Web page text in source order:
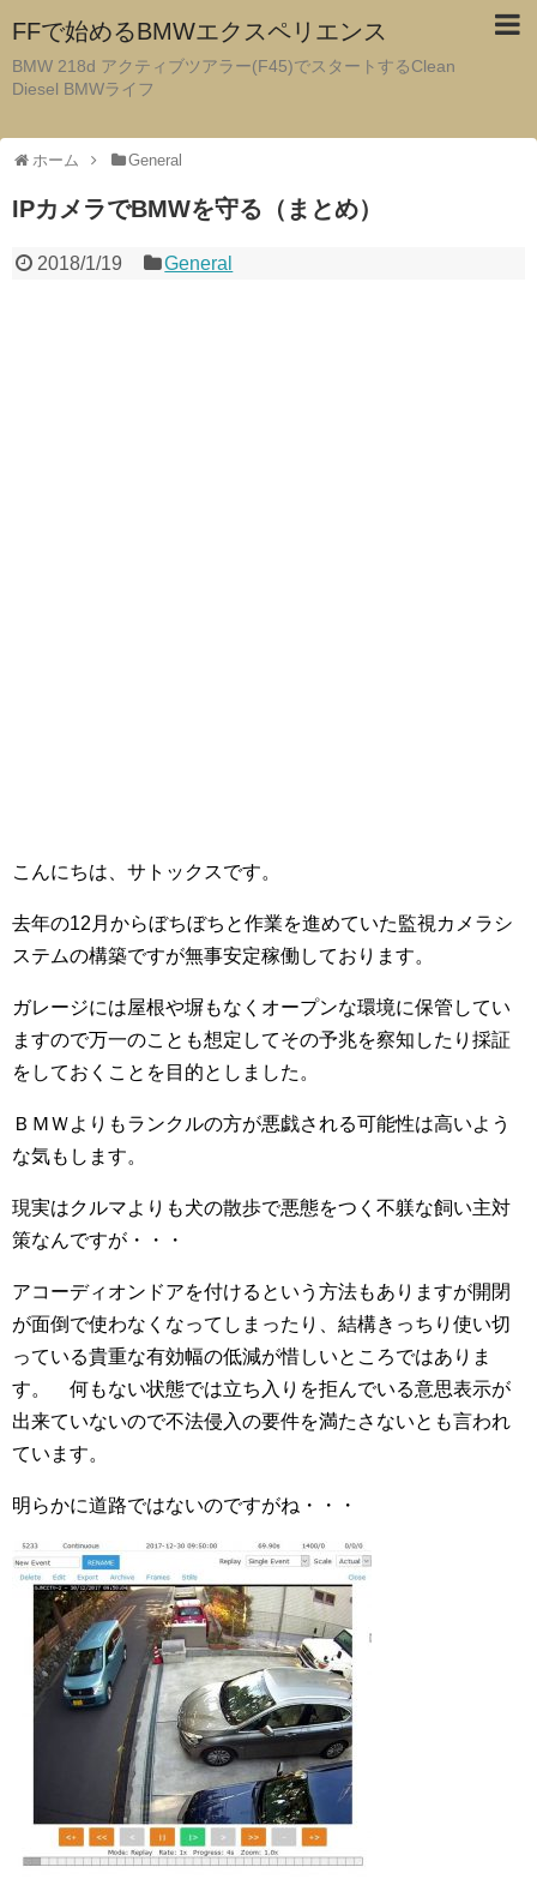
FFで始めるBMWエクスペリエンス
BMW 218d アクティブツアラー(F45)でスタートするClean
Diesel BMWライフ
ホーム General
IPカメラでBMWを守る（まとめ）
2018/1/19 General
こんにちは、サトックスです。
去年の12月からぼちぼちと作業を進めていた監視カメラシ
ステムの構築ですが無事安定稼働しております。
ガレージには屋根や塀もなくオープンな環境に保管してい
ますので万一のことも想定してその予兆を察知したり採証
をしておくことを目的としました。
ＢＭＷよりもランクルの方が悪戯される可能性は高いよう
な気もします。
現実はクルマよりも犬の散歩で悪態をつく不躾な飼い主対
策なんですが・・・
アコーディオンドアを付けるという方法もありますが開閉
が面倒で使わなくなってしまったり、結構きっちり使い切
っている貴重な有効幅の低減が惜しいところではありま
す。 何もない状態では立ち入りを拒んでいる意思表示が
出来ていないので不法侵入の要件を満たさないとも言われ
ています。
明らかに道路ではないのですがね・・・